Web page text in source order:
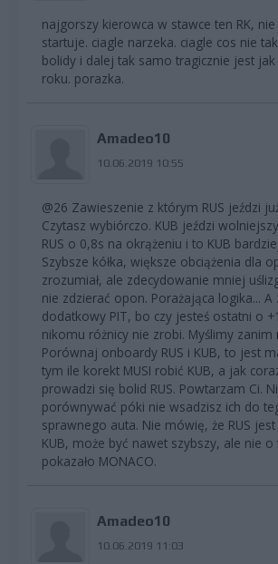
najgorszy kierowca w stawce ten RK,
startuje. ciagle narzeka. ciagle cos nie
bolidy i dalej tak samo tragicznie jest
roku. porazka.
Amadeo10
10.06.2019 10:55
@26 Zawieszenie z którym RUS jeździ
Czytasz wybiórczo. KUB jeździ
RUS o 0,8s na okrążeniu i to KUB
Szybsze kółka, większe obciążenia dla
zrozumiał, ale zdecydowanie mniej
nie zdzierać opon. Porażająca logika... A
dodatkowy PIT, bo czy jesteś ostatni o
nikomu różnicy nie zrobi. Myślimy zanim
Porównaj onboardy RUS i KUB, to jest
tym ile korekt MUSI robić KUB, a jak
prowadzi się bolid RUS. Powtarzam Ci.
porównywać póki nie wsadzisz ich do
sprawnego auta. Nie mówię, że RUS
KUB, może być nawet szybszy, ale nie o
pokazało MONACO.
Amadeo10
10.06.2019 11:03